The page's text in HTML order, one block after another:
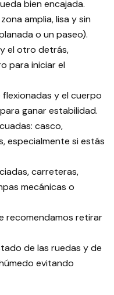
bien encajada.
amplia, lisa y sin
o un paseo).
el otro detrás,
para iniciar el
y el cuerpo
ganar estabilidad.
casco,
especialmente si estás
carreteras,
mecánicas o
recomendamos retirar
de las ruedas y de
evitando